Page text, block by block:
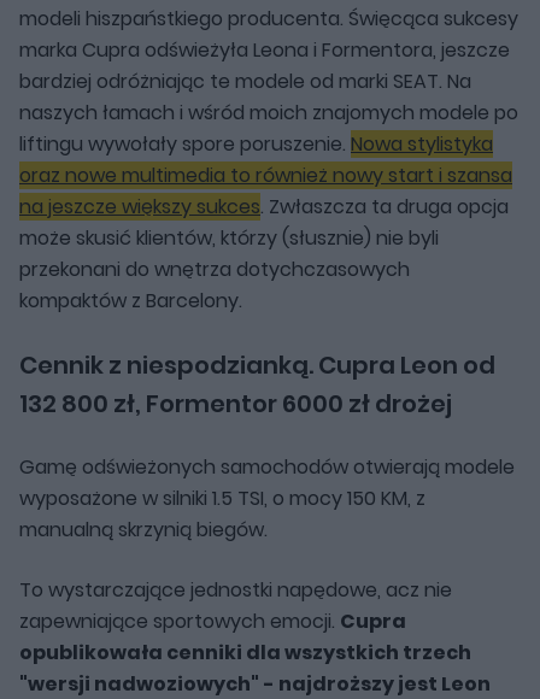
modeli hiszpaństkiego producenta. Święcąca sukcesy
marka Cupra odświeżyła Leona i Formentora, jeszcze
bardziej odróżniając te modele od marki SEAT. Na
naszych łamach i wśród moich znajomych modele po
liftingu wywołały spore poruszenie. Nowa stylistyka
oraz nowe multimedia to również nowy start i szansa
na jeszcze większy sukces. Zwłaszcza ta druga opcja
może skusić klientów, którzy (słusznie) nie byli
przekonani do wnętrza dotychczasowych
kompaktów z Barcelony.
Cennik z niespodzianką. Cupra Leon od
132 800 zł, Formentor 6000 zł drożej
Gamę odświeżonych samochodów otwierają modele
wyposażone w silniki 1.5 TSI, o mocy 150 KM, z
manualną skrzynią biegów.
To wystarczające jednostki napędowe, acz nie
zapewniające sportowych emocji. Cupra
opublikowała cenniki dla wszystkich trzech
"wersji nadwoziowych" - najdroższy jest Leon